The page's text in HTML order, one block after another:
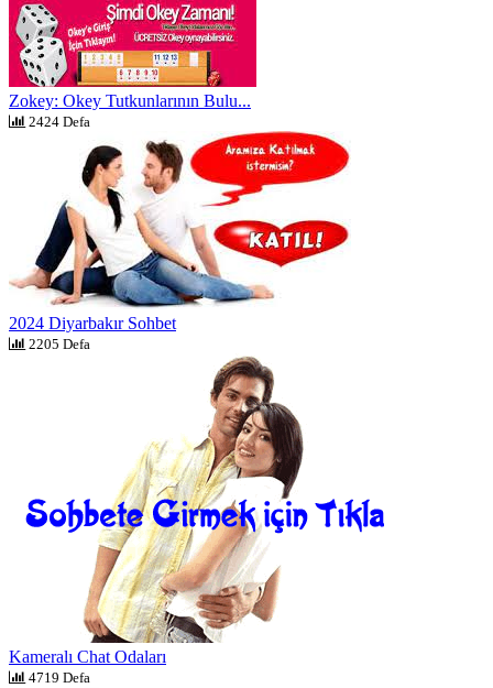
Zokey: Okey Tutkunlarının Bulu...
2424 Defa
2024 Diyarbakır Sohbet
2205 Defa
Kameralı Chat Odaları
4719 Defa